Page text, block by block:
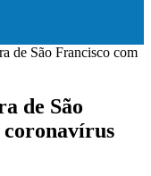
de São Francisco com
de São
coronavírus